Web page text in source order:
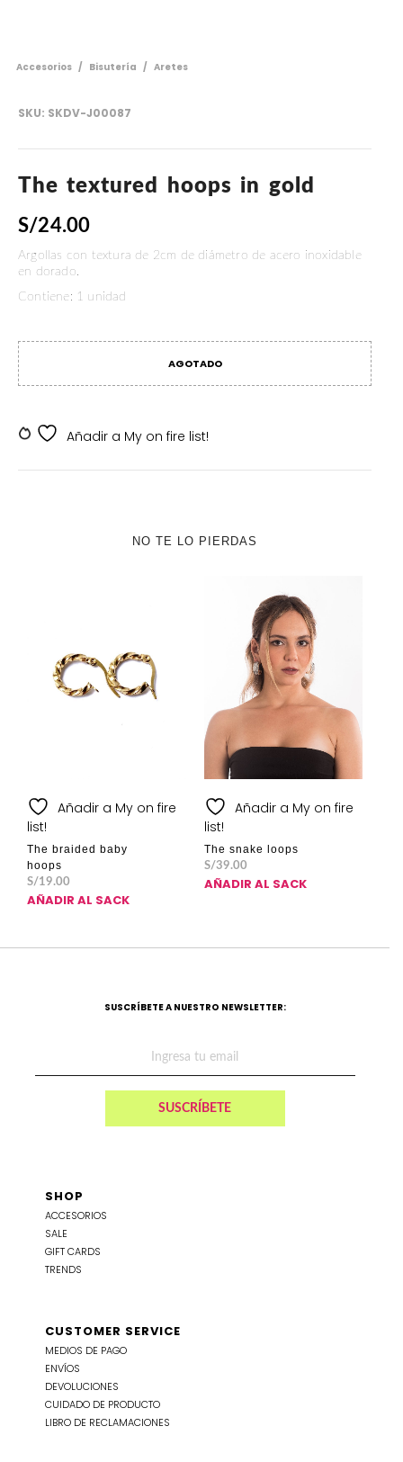
Accesorios / Bisutería / Aretes
SKU: SKDV-J00087
The textured hoops in gold
S/24.00
Argollas con textura de 2cm de diámetro de acero inoxidable
en dorado.
Contiene: 1 unidad
AGOTADO
Añadir a My on fire list!
SKU:SKDV-J00087
NO TE LO PIERDAS
Añadir a My on fire
list!
The braided baby
hoops
S/19.00
AÑADIR AL SACK
Añadir a My on fire
list!
The snake loops
S/39.00
AÑADIR AL SACK
SUSCRÍBETE A NUESTRO NEWSLETTER:
SHOP
ACCESORIOS
SALE
GIFT CARDS
TRENDS
CUSTOMER SERVICE
MEDIOS DE PAGO
ENVÍOS
DEVOLUCIONES
CUIDADO DE PRODUCTO
LIBRO DE RECLAMACIONES